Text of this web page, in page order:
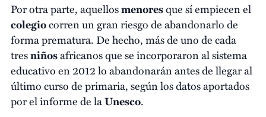
Por otra parte, aquellosmenoresque sí empiecen el
colegiocorren un gran riesgo de abandonarlo de
forma prematura. De hecho, más de uno de cada
tresniñosafricanos que se incorporaron al sistema
educativo en 2012 lo abandonarán antes de llegar al
último curso de primaria, según los datos aportados
por el informe de laUnesco.